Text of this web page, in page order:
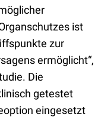
ist
zur
ermöglicht“,
Die
getestet
eingesetzt